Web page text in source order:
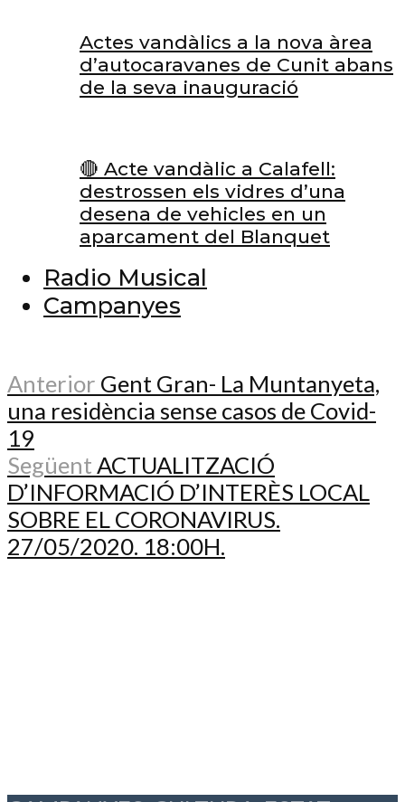
Actes vandàlics a la nova àrea
d’autocaravanes de Cunit abans
de la seva inauguració
🔴 Acte vandàlic a Calafell:
destrossen els vidres d’una
desena de vehicles en un
aparcament del Blanquet
Radio Musical
Campanyes
Anterior Gent Gran- La Muntanyeta,
una residència sense casos de Covid-
19
Següent ACTUALITZACIÓ
D’INFORMACIÓ D’INTERÈS LOCAL
SOBRE EL CORONAVIRUS.
27/05/2020. 18:00H.